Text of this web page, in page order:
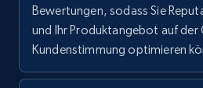
upc numbers
Title, Seller name, Brand,
price, Currency, Availability,
Bewertungen, sodass Sie
und Ihr Produktangebot auf der
Kundenstimmung optimieren